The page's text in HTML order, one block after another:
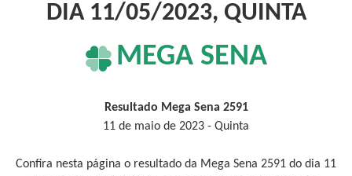
DIA 11/05/2023, QUINTA
MEGA SENA
Resultado Mega Sena 2591
11 de maio de 2023 - Quinta
Confira nesta página o resultado da Mega Sena 2591 do dia 11